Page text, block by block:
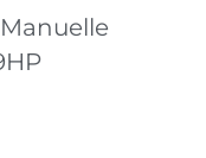
Manuelle